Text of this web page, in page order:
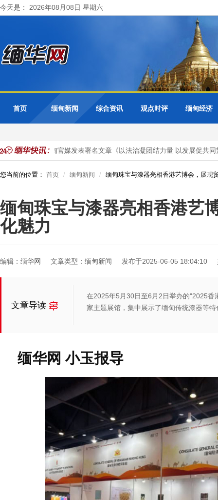
今天是： 2026年08月08日 星期六
首页 缅甸新闻 综合资讯 观点时评 缅甸经济
马珈大使在缅甸官媒发表署名文章《以法治凝团结力量 以发展促共同繁
您当前的位置： 首页 缅甸新闻 缅甸珠宝与漆器亮相香港艺博会，展现
缅甸珠宝与漆器亮相香港艺
化魅力
编辑：缅华网 文章类型：缅甸新闻 发布于2025-06-05 18:04:10
文章导读
在2025年5月30日至6月2日举办的"2025
家主题展馆，集中展示了缅甸传统漆器等特
缅华网 小玉报导